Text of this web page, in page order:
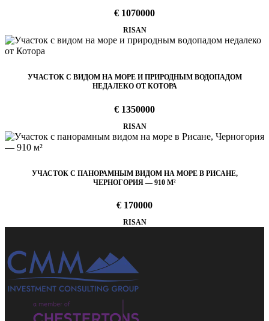
€ 1070000
RISAN
УЧАСТОК С ВИДОМ НА МОРЕ И ПРИРОДНЫМ ВОДОПАДОМ
НЕДАЛЕКО ОТ КОТОРА
€ 1350000
RISAN
УЧАСТОК С ПАНОРАМНЫМ ВИДОМ НА МОРЕ В РИСАНЕ,
ЧЕРНОГОРИЯ — 910 М²
€ 170000
RISAN